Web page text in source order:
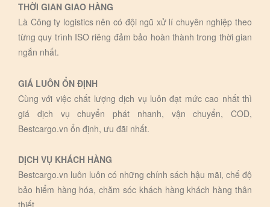
THỜI GIAN GIAO HÀNG
Là Công ty logistics nên có đội ngũ xử lí chuyên nghiệp theo
từng quy trình ISO riêng đảm bảo hoàn thành trong thời gian
ngắn nhất.
GIÁ LUÔN ỔN ĐỊNH
Cùng với việc chất lượng dịch vụ luôn đạt mức cao nhất thì
giá dịch vụ chuyển phát nhanh, vận chuyển, COD,
Bestcargo.vn ổn định, ưu đãi nhất.
DỊCH VỤ KHÁCH HÀNG
Bestcargo.vn luôn luôn có những chính sách hậu mãi, chế độ
bảo hiểm hàng hóa, chăm sóc khách hàng khách hàng thân